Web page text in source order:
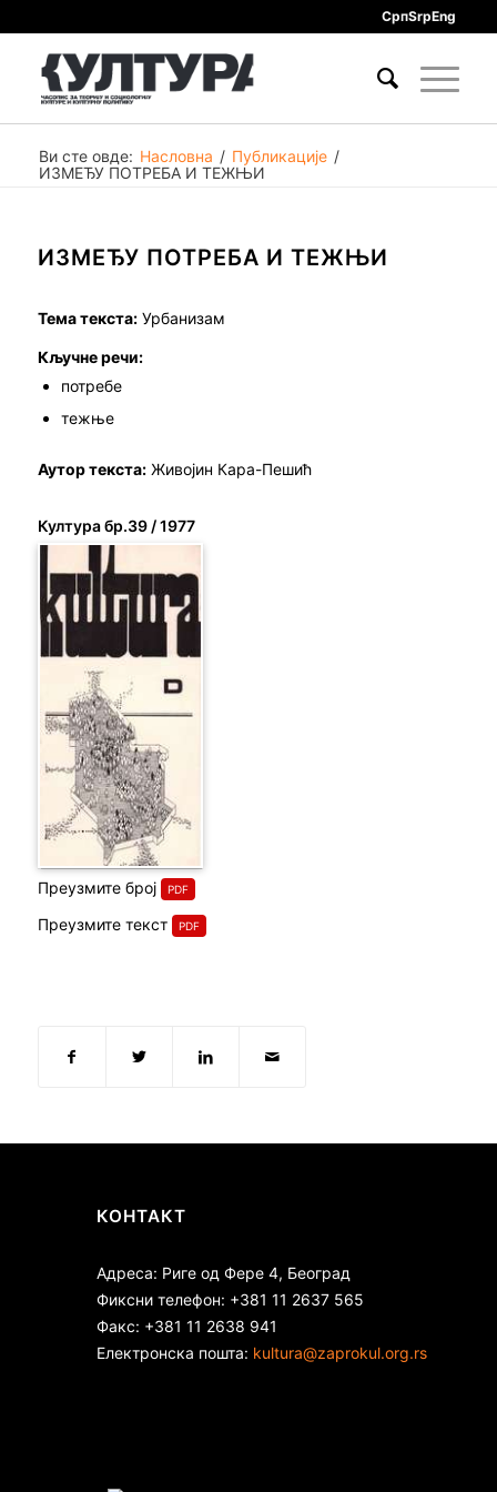
СрпSrpEng
Ви сте овде: Насловна / Публикације /
ИЗМЕЂУ ПОТРЕБА И ТЕЖЊИ
ИЗМЕЂУ ПОТРЕБА И ТЕЖЊИ
Тема текста:Урбанизам
Кључне речи:
потребе
тежње
Аутор текста:Живојин Кара-Пешић
Култура бр.39 / 1977
Преузмите број
Преузмите текст
КОНТАКТ
Адреса: Риге од Фере 4, Београд
Фиксни телефон: +381 11 2637 565
Факс: +381 11 2638 941
Електронска пошта: kultura@zaprokul.org.rs